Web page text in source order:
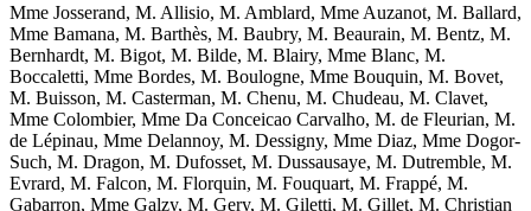
Mme Josserand, M. Allisio, M. Amblard, Mme Auzanot, M. Ballard,
Mme Bamana, M. Barthès, M. Baubry, M. Beaurain, M. Bentz, M.
Bernhardt, M. Bigot, M. Bilde, M. Blairy, Mme Blanc, M.
Boccaletti, Mme Bordes, M. Boulogne, Mme Bouquin, M. Bovet,
M. Buisson, M. Casterman, M. Chenu, M. Chudeau, M. Clavet,
Mme Colombier, Mme Da Conceicao Carvalho, M. de Fleurian, M.
de Lépinau, Mme Delannoy, M. Dessigny, Mme Diaz, Mme Dogor-
Such, M. Dragon, M. Dufosset, M. Dussausaye, M. Dutremble, M.
Evrard, M. Falcon, M. Florquin, M. Fouquart, M. Frappé, M.
Gabarron, Mme Galzy, M. Gery, M. Giletti, M. Gillet, M. Christian